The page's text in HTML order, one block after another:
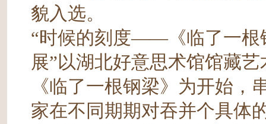
貌入选。
“时候的刻度——《临了一根
展”以湖北好意思术馆馆藏
《临了一根钢梁》为开始
家在不同期期对吞并个具体